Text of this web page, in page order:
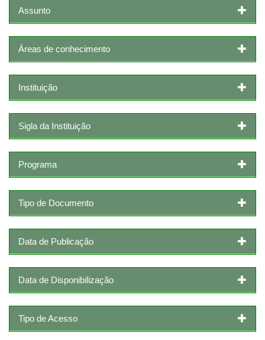
Assunto
Áreas de conhecimento
Instituição
Sigla da Instituição
Programa
Tipo de Documento
Data de Publicação
Data de Disponibilização
Tipo de Acesso